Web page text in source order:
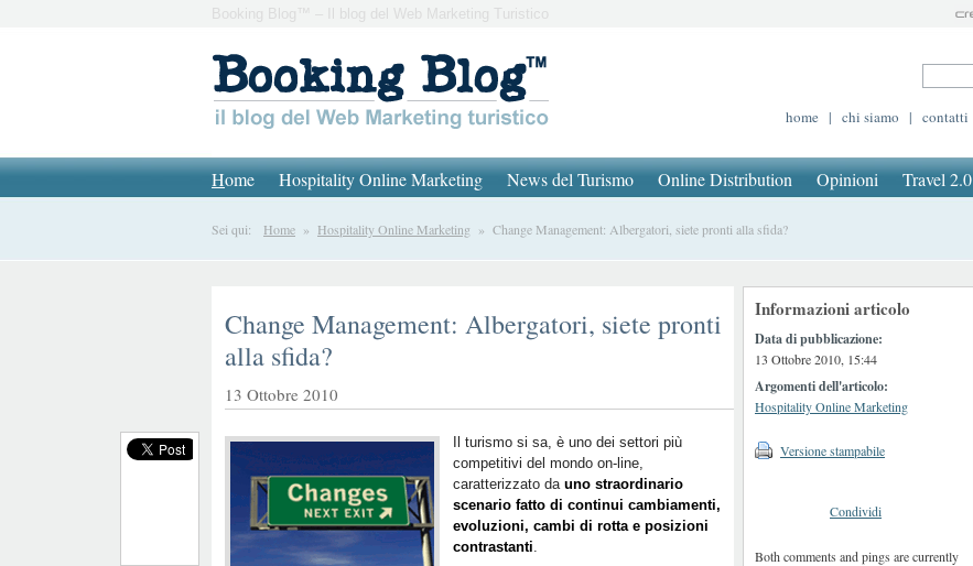
Booking Blog™ – Il blog del Web Marketing Turistico
home | chi siamo | contatti
Home Hospitality Online Marketing News del Turismo Online Distribution Opinioni Travel 2.0
Sei qui: Home » Hospitality Online Marketing » Change Management: Albergatori, siete pronti alla sfida?
Informazioni articolo
Data di pubblicazione:
13 Ottobre 2010, 15:44
Argomenti dell'articolo:
Hospitality Online Marketing
Versione stampabile
Condividi
Both comments and pings are currently
Change Management: Albergatori, siete pronti
alla sfida?
13 Ottobre 2010
Il turismo si sa, è uno dei settori più
competitivi del mondo on-line,
caratterizzato da uno straordinario
scenario fatto di continui cambiamenti,
evoluzioni, cambi di rotta e posizioni
contrastanti.